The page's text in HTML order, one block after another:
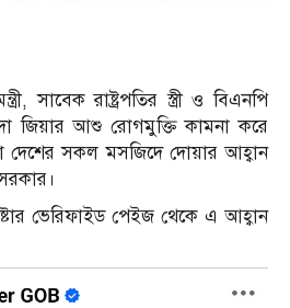
সাবেক রাষ্ট্রপতির স্ত্রী ও বিএনপি
জিয়ার আশু রোগমুক্তি কামনা করে
দেশের সকল মসজিদে দোয়ার আহ্বান
ভেরিফাইড পেইজ থেকে এ আহ্বান